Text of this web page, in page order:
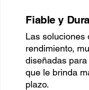
Fiable y
Las soluciones
rendimiento,
diseñadas
que le brinda
plazo.